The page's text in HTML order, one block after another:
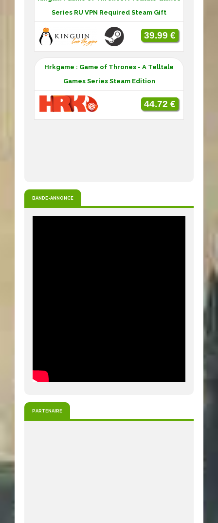
Series RU VPN Required Steam Gift
39.99 €
Hrkgame : Game of Thrones - A Telltale
Games Series Steam Edition
44.72 €
BANDE-ANNONCE
PARTENAIRE